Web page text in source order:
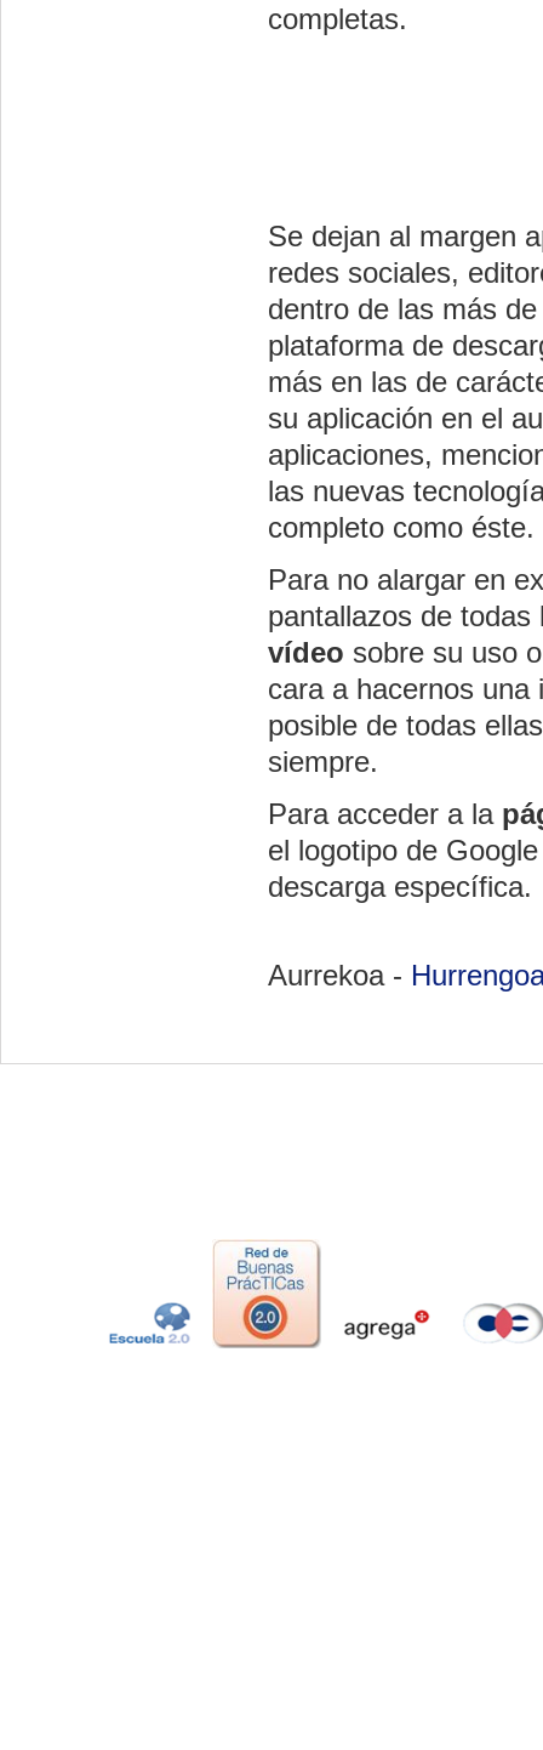
completas.
Se dejan al margen
redes sociales,
dentro de las más
plataforma de
más en las de
su aplicación en el
aplicaciones,
las nuevas
completo como éste.
Para no alargar en
pantallazos de
vídeo sobre su uso
cara a hacernos
posible de todas
siempre.
Para acceder a la
el logotipo de
descarga específica.
Aurrekoa -